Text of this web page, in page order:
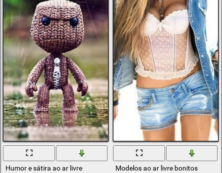
Humor e sátira ao ar livre Modelos ao ar livre bonitos